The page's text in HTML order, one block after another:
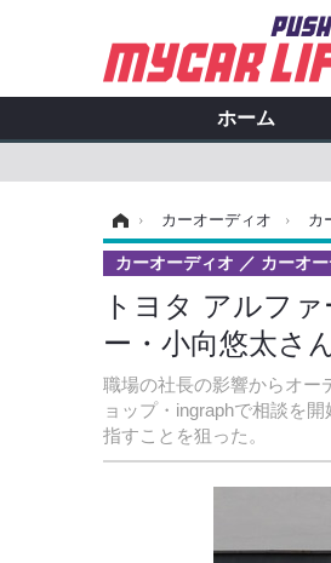
ホーム
› カーオーディオ › カ
トヨタ アルフ
ー・小向悠太
職場の社長の影響からオー
ョップ・ingraphで相談を
指すことを狙った。
カーオーディオ カーオ